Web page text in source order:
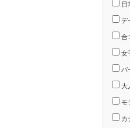
日
デ
合
女
パ
大
モ
カ